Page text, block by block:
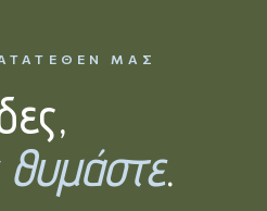
ΜΑΣ
θυμάστε.